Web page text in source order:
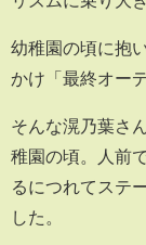
幼稚園の頃に抱
かけ「最終オー
そんな滉乃葉さ
稚園の頃。人前
るにつれてステ
した。